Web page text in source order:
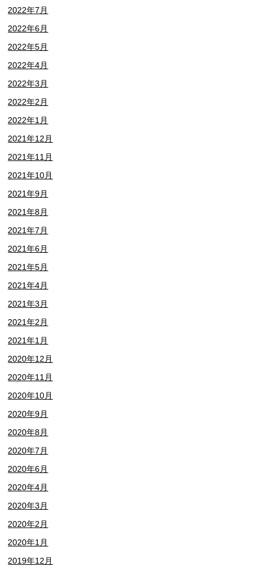
2022年7月
2022年6月
2022年5月
2022年4月
2022年3月
2022年2月
2022年1月
2021年12月
2021年11月
2021年10月
2021年9月
2021年8月
2021年7月
2021年6月
2021年5月
2021年4月
2021年3月
2021年2月
2021年1月
2020年12月
2020年11月
2020年10月
2020年9月
2020年8月
2020年7月
2020年6月
2020年4月
2020年3月
2020年2月
2020年1月
2019年12月